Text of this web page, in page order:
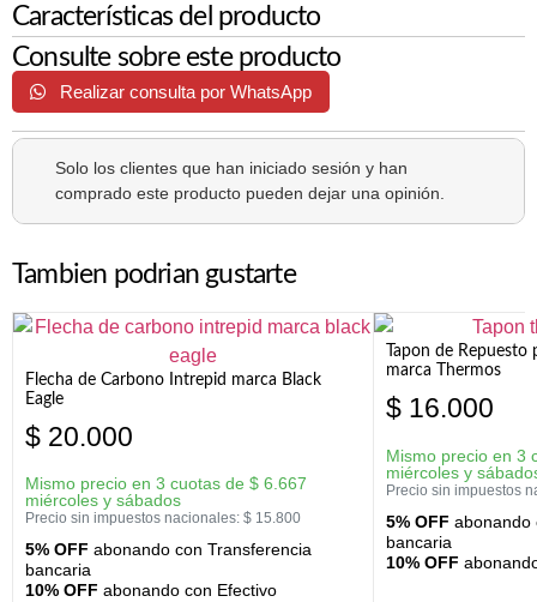
Características del producto
Consulte sobre este producto
Realizar consulta por WhatsApp
Solo los clientes que han iniciado sesión y han
comprado este producto pueden dejar una opinión.
Tambien podrian gustarte
Flecha de Carbono Intrepid marca Black
Eagle
$ 20.000
Mismo precio en 3 cuotas de $ 6.667
miércoles y sábados
Precio sin impuestos nacionales: $ 15.800
5% OFF abonando con Transferencia
bancaria
10% OFF abonando con Efectivo
Tapon de Repuesto
marca Thermos
$ 16.000
Mismo precio en 3
miércoles y
Precio sin impuestos
5% OFF abonando
bancaria
10% OFF